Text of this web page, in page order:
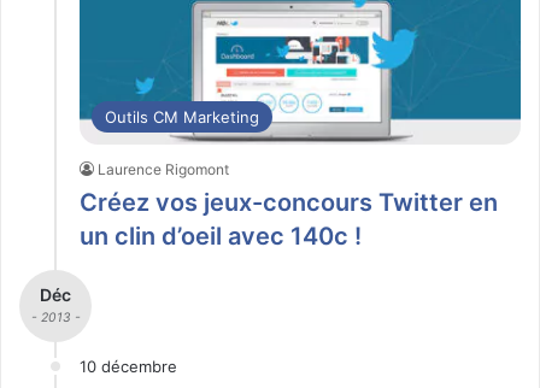
Outils CM Marketing
Laurence Rigomont
Créez vos jeux-concours Twitter en
un clin d’oeil avec 140c !
Déc
- 2013 -
10 décembre